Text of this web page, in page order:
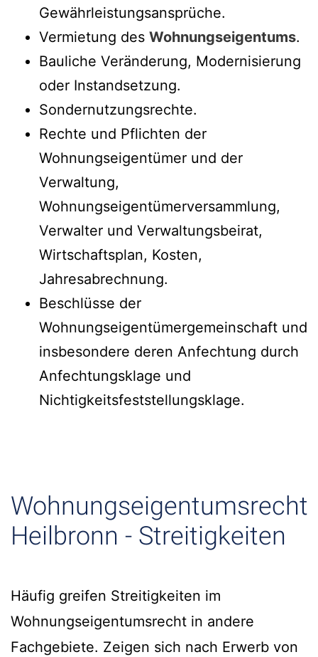
Gewährleistungsansprüche.
Vermietung des Wohnungseigentums.
Bauliche Veränderung, Modernisierung
oder Instandsetzung.
Sondernutzungsrechte.
Rechte und Pflichten der
Wohnungseigentümer und der
Verwaltung,
Wohnungseigentümerversammlung,
Verwalter und Verwaltungsbeirat,
Wirtschaftsplan, Kosten,
Jahresabrechnung.
Beschlüsse der
Wohnungseigentümergemeinschaft und
insbesondere deren Anfechtung durch
Anfechtungsklage und
Nichtigkeitsfeststellungsklage.
Wohnungseigentumsrecht
Heilbronn - Streitigkeiten
Häufig greifen Streitigkeiten im
Wohnungseigentumsrecht in andere
Fachgebiete. Zeigen sich nach Erwerb von